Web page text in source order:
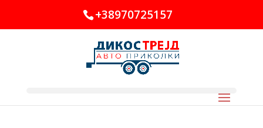
+38970725157